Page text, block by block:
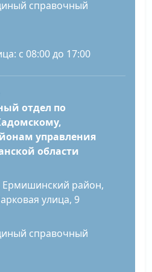
справочный
с 08:00 до 17:00
отдел по
управления
области
Ермишинский район,
улица, 9
справочный